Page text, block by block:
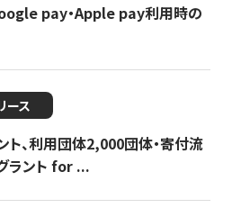
pay・Apple pay利用時の
ース
ト、利用団体2,000団体・寄付流
ラント for ...